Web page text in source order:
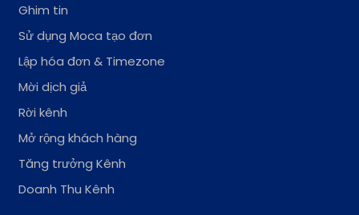
Ghim tin
Sử dụng Moca tạo đơn
Lập hóa đơn & Timezone
Mời dịch giả
Rời kênh
Mở rộng khách hàng
Tăng trưởng Kênh
Doanh Thu Kênh